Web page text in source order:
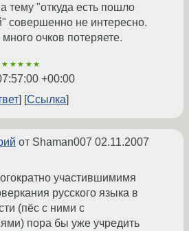
тему "откуда есть пошло
совершенно не интересно.
очков потеряете.
★★★★★
+00:00
Ссылка
от Shaman007 02.11.2007
участившимимя
русского языка в
(пёс с ними с
пора бы уже учредить